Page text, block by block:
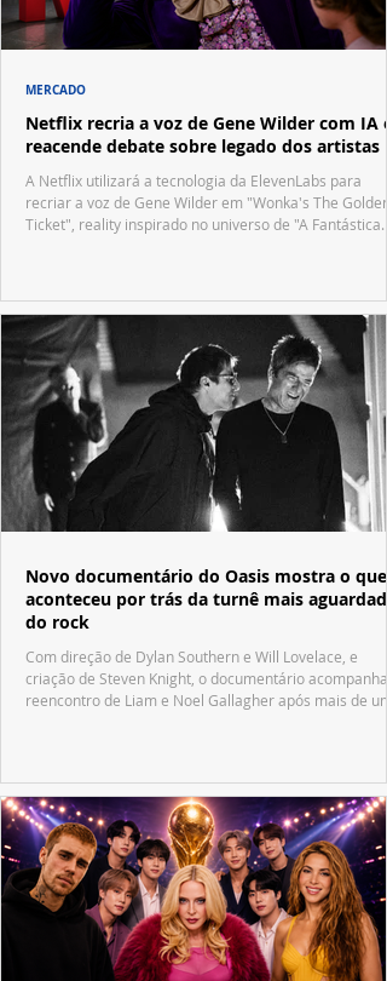
Netflix recria a voz de Gene Wilder com IA e
reacende debate sobre legado dos artistas
A Netflix utilizará a tecnologia da ElevenLabs para
recriar a voz de Gene Wilder em "Wonka's The Golden
Ticket", reality inspirado no universo de "A Fantástica
MERCADO
Novo documentário do Oasis mostra o que
aconteceu por trás da turnê mais aguardada
do rock
Com direção de Dylan Southern e Will Lovelace, e
criação de Steven Knight, o documentário acompanha
reencontro de Liam e Noel Gallagher após mais de